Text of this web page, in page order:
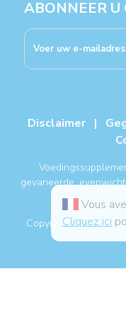
Vous
Cliquez ici
ABONNEER U
Disclaimer |
gevarieerde,
en
Copyright